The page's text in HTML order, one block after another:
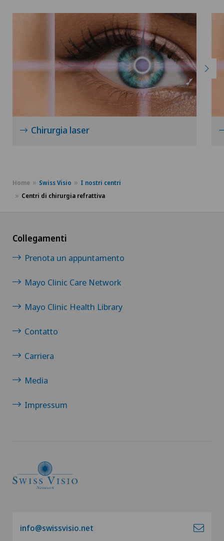
Chirurgia laser
Home Swiss Visio
I nostri centri
Centri di chirurgia refrattiva
Collegamenti
Prenota un appuntamento
Mayo Clinic Care Network
Mayo Clinic Health Library
Contatto
Carriera
Media
Impressum
info@swissvisio.net